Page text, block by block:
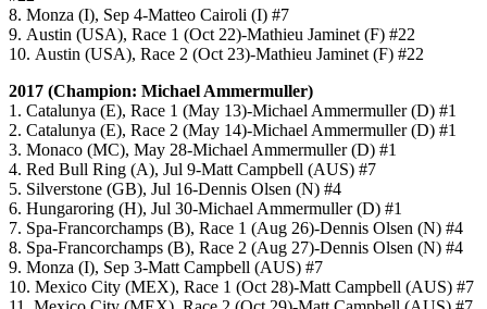
8. Monza (I), Sep 4-Matteo Cairoli (I) #7
9. Austin (USA), Race 1 (Oct 22)-Mathieu Jaminet (F) #22
10. Austin (USA), Race 2 (Oct 23)-Mathieu Jaminet (F) #22
2017 (Champion: Michael Ammermuller)
1. Catalunya (E), Race 1 (May 13)-Michael Ammermuller (D) #1
2. Catalunya (E), Race 2 (May 14)-Michael Ammermuller (D) #1
3. Monaco (MC), May 28-Michael Ammermuller (D) #1
4. Red Bull Ring (A), Jul 9-Matt Campbell (AUS) #7
5. Silverstone (GB), Jul 16-Dennis Olsen (N) #4
6. Hungaroring (H), Jul 30-Michael Ammermuller (D) #1
7. Spa-Francorchamps (B), Race 1 (Aug 26)-Dennis Olsen (N) #4
8. Spa-Francorchamps (B), Race 2 (Aug 27)-Dennis Olsen (N) #4
9. Monza (I), Sep 3-Matt Campbell (AUS) #7
10. Mexico City (MEX), Race 1 (Oct 28)-Matt Campbell (AUS) #7